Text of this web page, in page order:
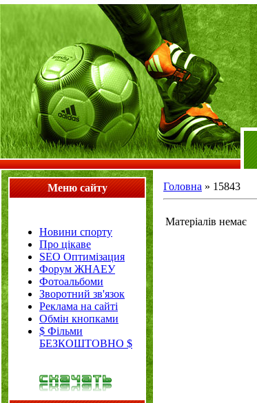
Меню сайту
Новини спорту
Про цікаве
SEO Оптимізация
Форум ЖНАЕУ
Фотоальбоми
Зворотний зв'язок
Реклама на сайті
Обмін кнопками
$ Фільми
БЕЗКОШТОВНО $
Головна » 15843
Матеріалів немає